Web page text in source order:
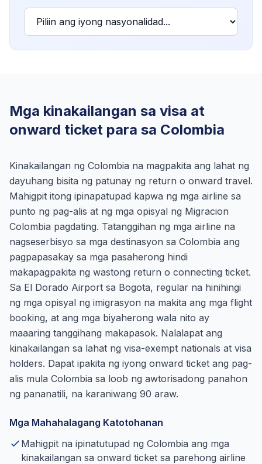
Mga kinakailangan sa visa at
onward ticket para sa Colombia
Kinakailangan ng Colombia na magpakita ang lahat ng
dayuhang bisita ng patunay ng return o onward travel.
Mahigpit itong ipinapatupad kapwa ng mga airline sa
punto ng pag-alis at ng mga opisyal ng Migracion
Colombia pagdating. Tatanggihan ng mga airline na
nagseserbisyo sa mga destinasyon sa Colombia ang
pagpapasakay sa mga pasaherong hindi
makapagpakita ng wastong return o connecting ticket.
Sa El Dorado Airport sa Bogota, regular na hinihingi
ng mga opisyal ng imigrasyon na makita ang mga flight
booking, at ang mga biyaherong wala nito ay
maaaring tanggihang makapasok. Nalalapat ang
kinakailangan sa lahat ng visa-exempt nationals at visa
holders. Dapat ipakita ng iyong onward ticket ang pag-
alis mula Colombia sa loob ng awtorisadong panahon
ng pananatili, na karaniwang 90 araw.
Mga Mahahalagang Katotohanan
Mahigpit na ipinatutupad ng Colombia ang mga
kinakailangan sa onward ticket sa parehong airline